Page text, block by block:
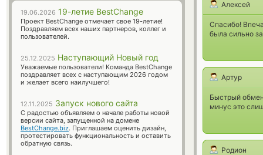
Алексей
Спасибо!
была сильно
Артур
Быстрый
минус это
Родион
19.06.2026 19-летие BestChange
Проект BestChange отмечает свое 19-летие!
Поздравляем всех наших партнеров, коллег и
пользователей.
25.12.2025 Наступающий Новый год
Уважаемые пользователи! Команда BestChange
поздравляет всех с наступающим 2026 годом
и желает всего наилучшего!
12.11.2025 Запуск нового сайта
С радостью объявляем о начале работы новой
версии сайта, запущенной на домене
BestChange.biz. Приглашаем оценить дизайн,
протестировать функциональность и оставить
обратную связь.